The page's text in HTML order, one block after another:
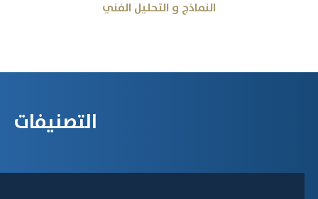
النماذج و التحليل الفني
التصنيفات